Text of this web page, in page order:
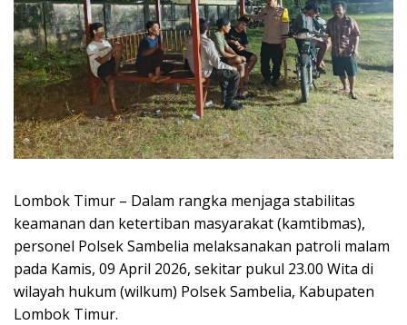
Lombok Timur – Dalam rangka menjaga stabilitas
keamanan dan ketertiban masyarakat (kamtibmas),
personel Polsek Sambelia melaksanakan patroli malam
pada Kamis, 09 April 2026, sekitar pukul 23.00 Wita di
wilayah hukum (wilkum) Polsek Sambelia, Kabupaten
Lombok Timur.